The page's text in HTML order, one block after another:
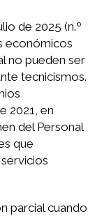
de 2025 (n.º
económicos
no pueden ser
tecnicismos.
2021, en
del Personal
que
parcial cuando